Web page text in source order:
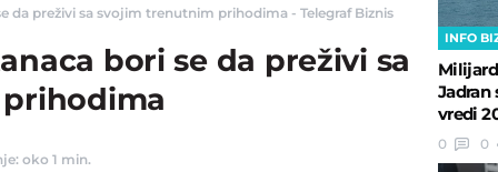
da preživi sa svojim trenutnim prihodima - Telegraf Biznis
bori se da preživi sa
oko 1 min.
INFO
Jadran
vredi
0 0